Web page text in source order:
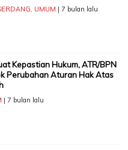
, UMUM | 7 bulan lalu
Kepastian Hukum, ATR/BPN
Perubahan Aturan Hak Atas
| 7 bulan lalu